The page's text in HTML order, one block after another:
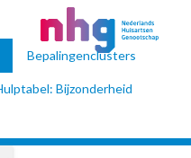
Bepalingenclusters
Bijzonderheid